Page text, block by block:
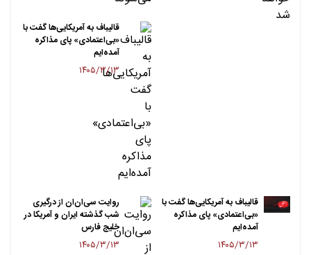
قالیباف به آمریکایی‌ها گفت با
«بی‌اعتمادی» پای مذاکره
آمده‌ایم
۱۴۰۵/۳/۱۳
قالیباف به آمریکایی‌ها گفت با
«بی‌اعتمادی» پای مذاکره
آمده‌ایم
۱۴۰۵/۳/۱۳
روایت سی‌ان‌ان از درگیری
شب گذشته ایران و آمریکا در
خلیج فارس
۱۴۰۵/۳/۱۳